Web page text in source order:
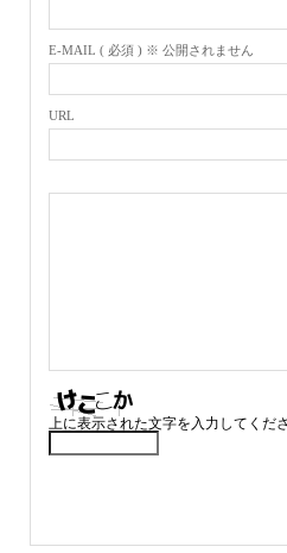
E-MAIL ( 必須 ) ※ 公開されません
URL
上に表示された文字を入力してくださ